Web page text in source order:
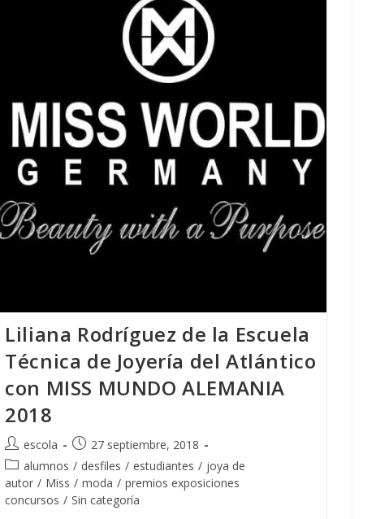
Alemania
Realizada
De
La
Escuela
T.
Joyería
Del
Liliana Rodríguez de la Escuela
Técnica de Joyería del Atlántico
con MISS MUNDO ALEMANIA
2018
Autor
de
la
entrada:
escola
Publicación
de
la
entrada:
27 septiembre, 2018
Categoría
de
la
alumnos / desfiles / estudiantes / joya de
autor / Miss / moda / premios exposiciones
concursos / Sin categoría